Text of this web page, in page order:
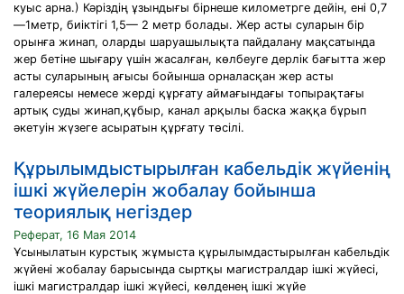
куыс арна.) Кәріздің ұзындығы бірнеше километрге дейін, ені 0,7
—1метр, биіктігі 1,5— 2 метр болады. Жер асты суларын бір
орынға жинап, оларды шаруашылықта пайдалану мақсатында
жер бетіне шығару үшін жасалған, көлбеуге дерлік бағытта жер
асты суларының ағысы бойынша орналасқан жер асты
галереясы немесе жерді құрғату аймағындағы топырақтағы
артық суды жинап,құбыр, канал арқылы баска жаққа бұрып
әкетуін жүзеге асыратын құрғату төсілі.
Құрылымдыстырылған кабельдік жүйенің
ішкі жүйелерін жобалау бойынша
теориялық негіздер
Реферат, 16 Мая 2014
Ұсынылатын курстық жұмыста құрылымдастырылған кабельдік
жүйені жобалау барысында сыртқы магистралдар ішкі жүйесі,
ішкі магистралдар ішкі жүйесі, көлденең ішкі жүйе